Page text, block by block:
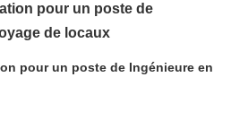
pour un poste de
de locaux
pour un poste de Ingénieure en